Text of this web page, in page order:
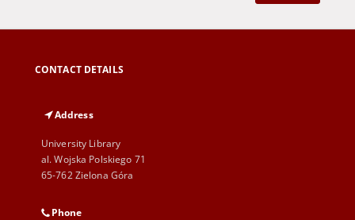
CONTACT DETAILS
Address
University Library
al. Wojska Polskiego 71
65-762 Zielona Góra
Phone